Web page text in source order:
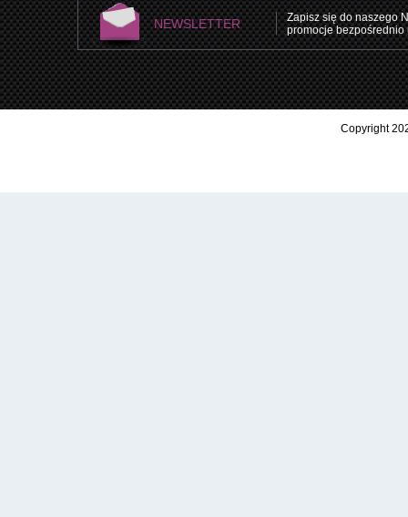
NEWSLETTER
Zapisz się do naszego
promocje bezpośrednio
Copyright